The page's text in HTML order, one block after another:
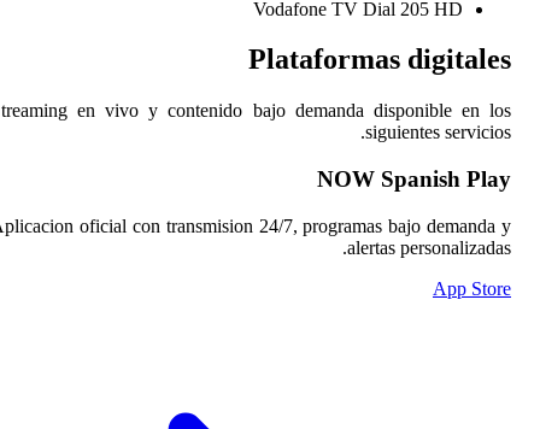
Streaming en vivo y
Aplicacion oficial con